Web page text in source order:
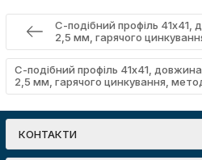
С-подібний профіль
2,5 мм, гарячого
С-подібний профіль 41х41,
2,5 мм, гарячого цинкування,
КОНТАКТИ